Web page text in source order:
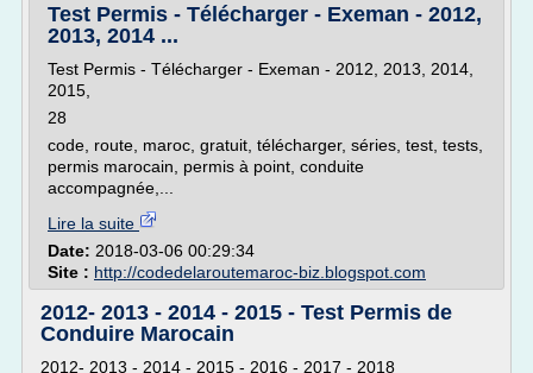
Test Permis - Télécharger - Exeman - 2012,
2013, 2014 ...
Test Permis - Télécharger - Exeman - 2012, 2013, 2014,
2015,
28
code, route, maroc, gratuit, télécharger, séries, test, tests,
permis marocain, permis à point, conduite
accompagnée,...
Lire la suite
Date: 2018-03-06 00:29:34
Site : http://codedelaroutemaroc-biz.blogspot.com
2012- 2013 - 2014 - 2015 - Test Permis de
Conduire Marocain
2012- 2013 - 2014 - 2015 - 2016 - 2017 - 2018